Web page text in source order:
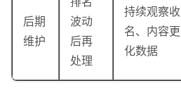
后期
维护
波动
后再
处理
持续观察
名、内容
化数据